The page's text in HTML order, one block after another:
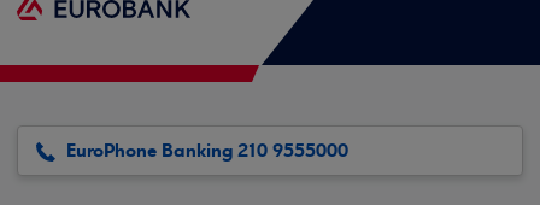
EuroPhone Banking 210 9555000